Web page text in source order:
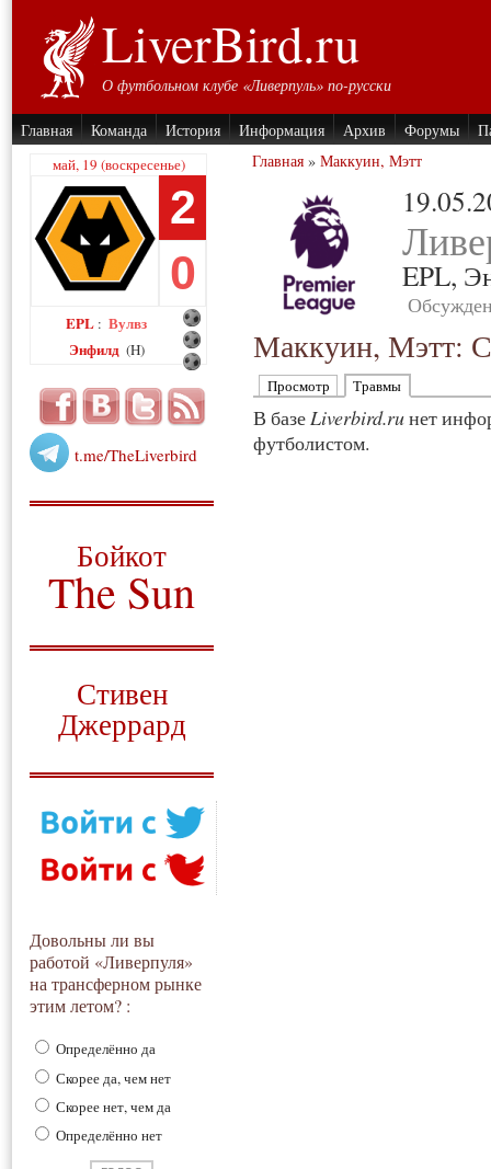
LiverBird.ru
О футбольном клубе «Ливерпуль» по-русски
Главная Команда История Информация Архив Форумы
май, 19 (воскресенье)
2
0
EPL : Вулвз
Энфилд (H)
t.me/TheLiverbird
Бойкот
The Sun
Стивен
Джеррард
Довольны ли вы
работой «Ливерпуля»
на трансферном рынке
этим летом? :
Определённо да
Скорее да, чем нет
Скорее нет, чем да
Определённо нет
Главная » Маккуин, Мэтт
EPL,
Маккуин, Мэтт:
Просмотр Травмы
В базеLiverbird.ruнет
футболистом.